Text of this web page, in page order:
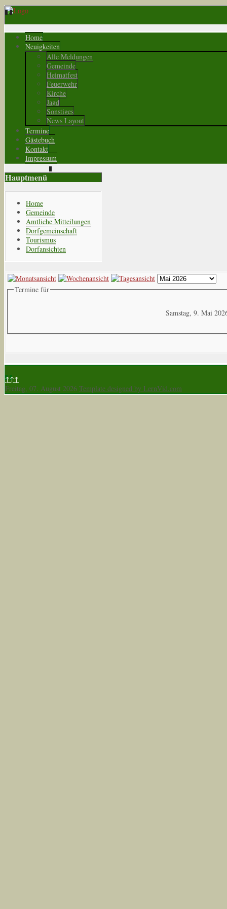
Home
Neuigkeiten
Alle Meldungen
Gemeinde
Heimatfest
Feuerwehr
Kirche
Jagd
Sonstiges
News Layout
Termine
Gästebuch
Kontakt
Impressum
Hauptmenü
Home
Gemeinde
Amtliche Mitteilungen
Dorfgemeinschaft
Tourismus
Dorfansichten
Termine für
Samstag, 9. Mai
↑↑↑
Freitag, 07. August 2026 Template designed by LernVid.com